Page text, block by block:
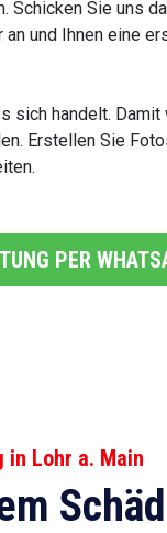
Schicken Sie uns
und Ihnen eine
sich handelt.
Erstellen Sie
PER
Lohr a. Main